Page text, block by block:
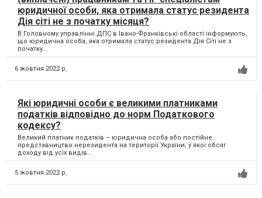
юридичної особи, яка отримала статус резидента
Дія сіті не з початку місяця?
В Головному управлінні ДПС в Івано-Франківські області інформують,
що юридична особа, яка отримала статус резидента Дія Сіті не з
початку...
6 жовтня 2022 р.
Які юридичні особи є великими платниками
податків відповідно до норм Податкового
кодексу?
Великий платник податків – юридична особа або постійне
представництво нерезидента на території України, у якої обсяг
доходу від усіх видів...
5 жовтня 2022 р.